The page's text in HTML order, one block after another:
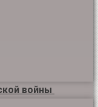
войны